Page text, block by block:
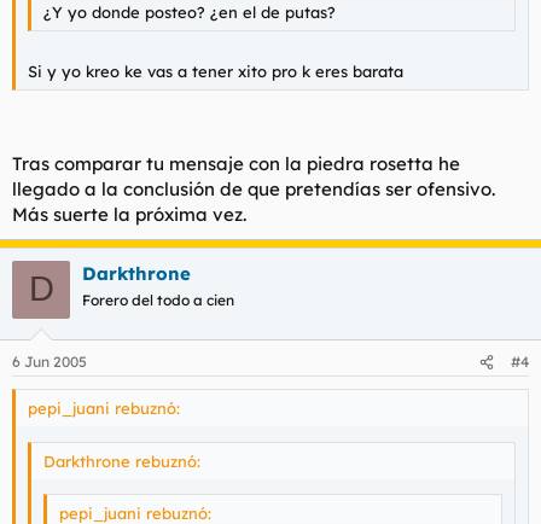
¿Y yo donde posteo? ¿en el de putas?
Si y yo kreo ke vas a tener xito pro k eres barata
Tras comparar tu mensaje con la piedra rosetta he
llegado a la conclusión de que pretendías ser ofensivo.
Más suerte la próxima vez.
D Darkthrone
Forero del todo a cien
6 Jun 2005 #4
pepi_juani rebuznó:
Darkthrone rebuznó:
pepi_juani rebuznó: